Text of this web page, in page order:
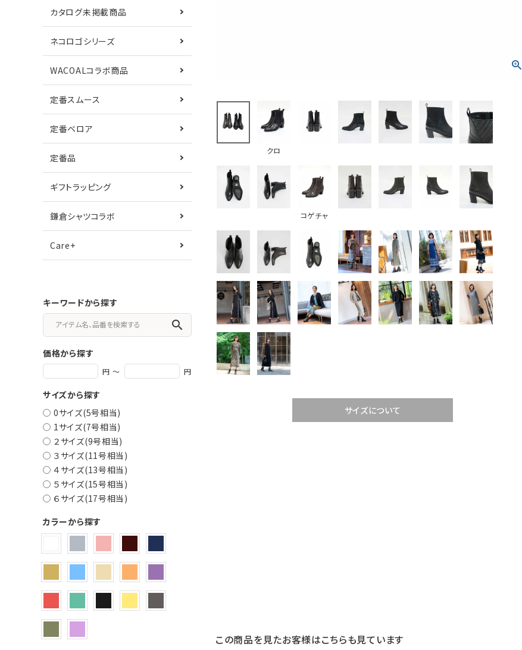
カタログ未掲載商品
ネコロゴシリーズ
WACOALコラボ商品
定番スムース
定番ベロア
定番品
ギフトラッピング
鎌倉シャツコラボ
Care+
キーワードから探す
search
価格から探す
円 ～ 円
サイズから探す
0サイズ(5号相当)
1サイズ(7号相当)
２サイズ(9号相当)
３サイズ(11号相当)
４サイズ(13号相当)
５サイズ(15号相当)
６サイズ(17号相当)
カラーから探す
クロ
コゲチャ
サイズについて
この商品を見たお客様はこちらも見ています